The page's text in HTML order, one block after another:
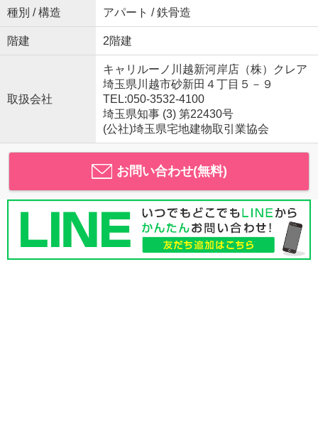
種別 / 構造 アパート / 鉄骨造
階建 2階建
取扱会社
キャリルーノ川越新河岸店（株）クレア
埼玉県川越市砂新田４丁目５－９
TEL:050-3532-4100
埼玉県知事 (3) 第22430号
(公社)埼玉県宅地建物取引業協会
お問い合わせ(無料)